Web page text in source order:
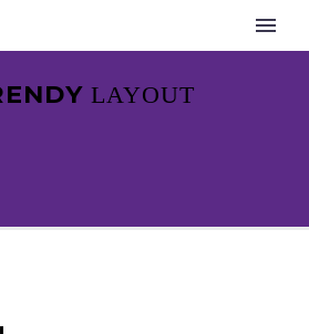
LAYOUT